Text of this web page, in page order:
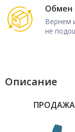
Обмен
Вернем
не
Описание